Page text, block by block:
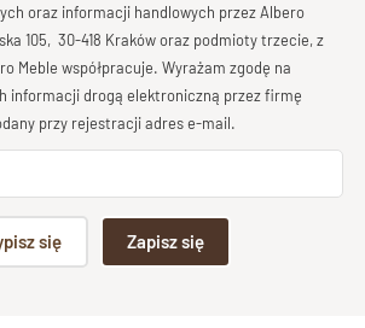
szuflady
na tradycyjnych, drewnianych
z ogranicznikiem zabezpieczającym
z drzwiczkami, za którymi znajduje
wyjmowana półka,
pod blatem
Bardzo dobry
o produkcie
oraz informacji handlowych przez Albero
105, 30-418 Kraków oraz podmioty trzecie, z
Meble współpracuje. Wyrażam zgodę na
informacji drogą elektroniczną przez firmę
przy rejestracji adres e-mail.
się Zapisz się